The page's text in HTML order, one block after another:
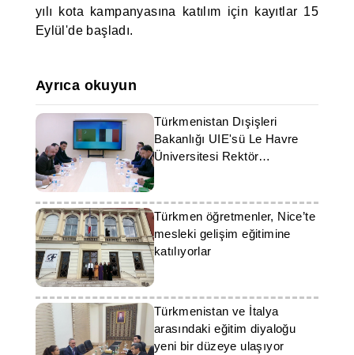
yılı kota kampanyasına katılım için kayıtlar 15
Eylül'de başladı.
Ayrıca okuyun
Türkmenistan Dışişleri
Bakanlığı UIE'sü Le Havre
Üniversitesi Rektör
Yardımcısı ile bir görüşme
gerçekleştirdi
Türkmen öğretmenler, Nice’te
mesleki gelişim eğitimine
katılıyorlar
Türkmenistan ve İtalya
arasındaki eğitim diyaloğu
yeni bir düzeye ulaşıyor